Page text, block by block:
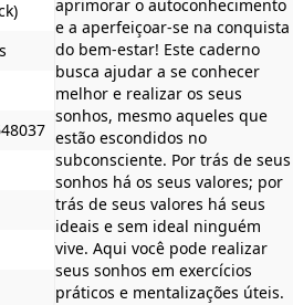
aprimorar o autoconhecimento
e a aperfeiçoar-se na conquista
do bem-estar! Este caderno
busca ajudar a se conhecer
melhor e realizar os seus
sonhos, mesmo aqueles que
estão escondidos no
subconsciente. Por trás de seus
sonhos há os seus valores; por
trás de seus valores há seus
ideais e sem ideal ninguém
vive. Aqui você pode realizar
seus sonhos em exercícios
práticos e mentalizações úteis.